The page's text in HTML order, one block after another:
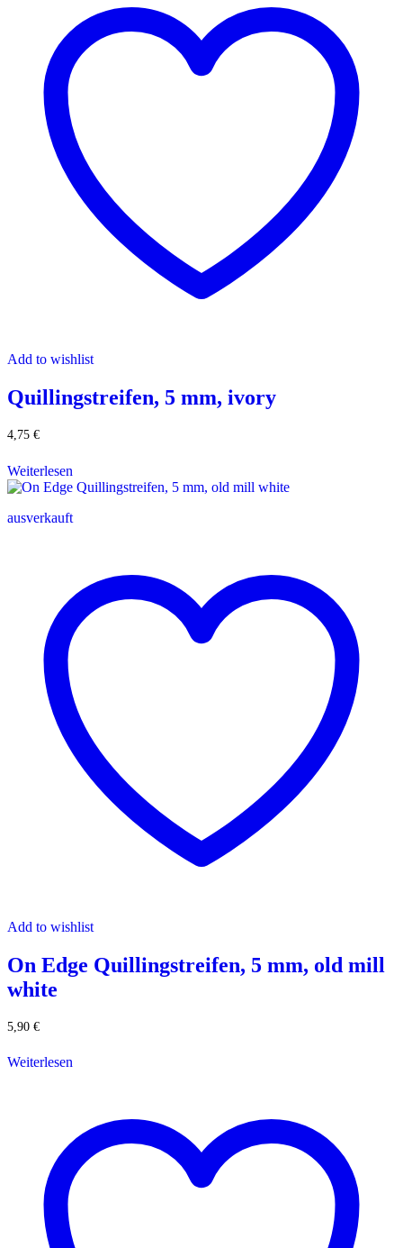
Add to wishlist
Quillingstreifen, 5 mm, ivory
4,75 €
Weiterlesen
ausverkauft
Add to wishlist
On Edge Quillingstreifen, 5 mm, old mill
white
5,90 €
Weiterlesen